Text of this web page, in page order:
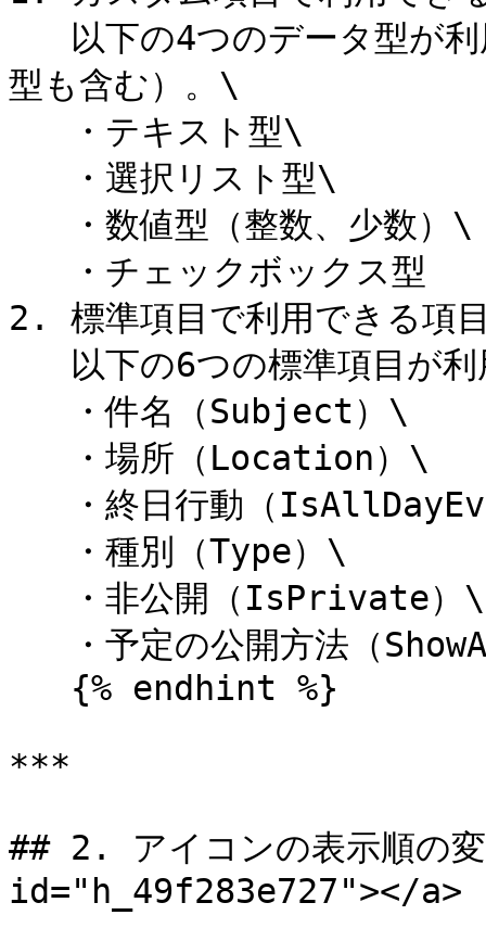
型も含む）。\
2. 標準項目で利用できる項
***
## 2. アイコンの表示順
id="h_49f283e727"></a>